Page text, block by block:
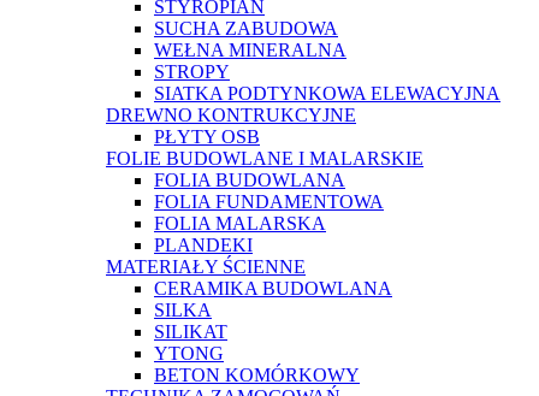
STYROPIAN
SUCHA ZABUDOWA
WEŁNA MINERALNA
STROPY
SIATKA PODTYNKOWA ELEWACYJNA
DREWNO KONTRUKCYJNE
PŁYTY OSB
FOLIE BUDOWLANE I MALARSKIE
FOLIA BUDOWLANA
FOLIA FUNDAMENTOWA
FOLIA MALARSKA
PLANDEKI
MATERIAŁY ŚCIENNE
CERAMIKA BUDOWLANA
SILKA
SILIKAT
YTONG
BETON KOMÓRKOWY